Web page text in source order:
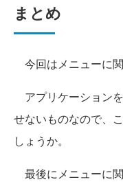
まとめ
今回はメニューに
アプリケーション
せないものなので、
しょうか。
最後にメニューに